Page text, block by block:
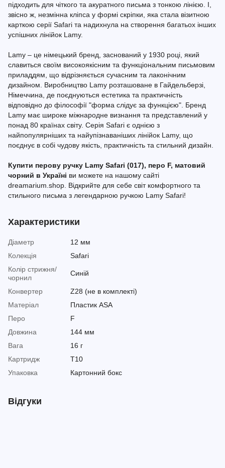
підходить для чіткого та акуратного письма з тонкою лінією. І,
звісно ж, незмінна кліпса у формі скріпки, яка стала візитною
карткою серії Safari та надихнула на створення багатьох інших
успішних лінійок Lamy.
Lamy – це німецький бренд, заснований у 1930 році, який
славиться своїм високоякісним та функціональним письмовим
приладдям, що відрізняється сучасним та лаконічним
дизайном. Виробництво Lamy розташоване в Гайдельберзі,
Німеччина, де поєднуються естетика та практичність
відповідно до філософії "форма слідує за функцією". Бренд
Lamy має широке міжнародне визнання та представлений у
понад 80 країнах світу. Серія Safari є однією з
найпопулярніших та найупізнаваніших лінійок Lamy, що
поєднує в собі чудову якість, практичність та стильний дизайн.
Купити перову ручку Lamy Safari (017), перо F, матовий
чорний в Україні ви можете на нашому сайті
dreamarium.shop. Відкрийте для себе світ комфортного та
стильного письма з легендарною ручкою Lamy Safari!
Характеристики
Діаметр
12 мм
Колекція
Safari
Колір стрижня/
чорнил
Синій
Конвертер
Z28 (не в комплекті)
Матеріал
Пластик ASA
Перо
F
Довжина
144 мм
Вага
16 г
Картридж
T10
Упаковка
Картонний бокс
Відгуки